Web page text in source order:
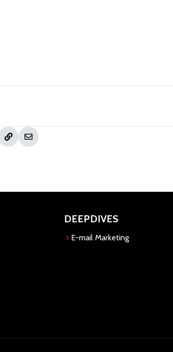
DEEPDIVES
E-mail Marketing